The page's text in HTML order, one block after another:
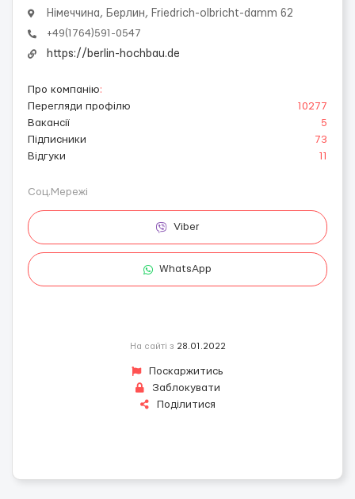
Німеччина, Берлин, Friedrich-olbricht-damm 62
+49(1764)591-0547
https://berlin-hochbau.de
Про компанію:
Перегляди профілю
10277
Вакансії
5
Підписники
73
Відгуки
11
Соц.Мережі
Viber
WhatsApp
На сайті з 28.01.2022
Поскаржитись
Заблокувати
Поділитися